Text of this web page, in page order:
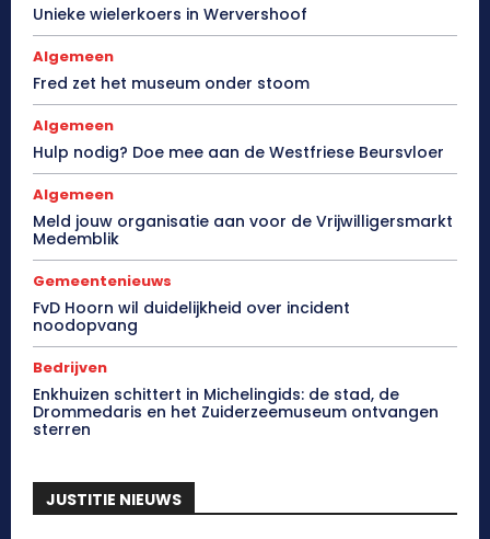
Unieke wielerkoers in Wervershoof
Algemeen
Fred zet het museum onder stoom
Algemeen
Hulp nodig? Doe mee aan de Westfriese Beursvloer
Algemeen
Meld jouw organisatie aan voor de Vrijwilligersmarkt
Medemblik
Gemeentenieuws
FvD Hoorn wil duidelijkheid over incident
noodopvang
Bedrijven
Enkhuizen schittert in Michelingids: de stad, de
Drommedaris en het Zuiderzeemuseum ontvangen
sterren
JUSTITIE NIEUWS